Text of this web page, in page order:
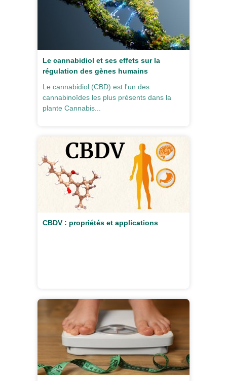
Le cannabidiol et ses effets sur la
régulation des gènes humains
Le cannabidiol (CBD) est l'un des
cannabinoïdes les plus présents dans la
plante Cannabis...
CBDV : propriétés et applications